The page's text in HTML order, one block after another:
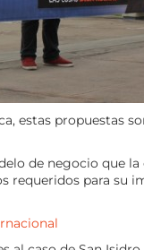
estas propuestas
de negocio que
requeridos para su